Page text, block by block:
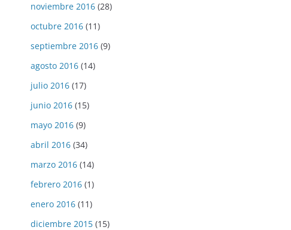
noviembre 2016 (28)
octubre 2016 (11)
septiembre 2016 (9)
agosto 2016 (14)
julio 2016 (17)
junio 2016 (15)
mayo 2016 (9)
abril 2016 (34)
marzo 2016 (14)
febrero 2016 (1)
enero 2016 (11)
diciembre 2015 (15)